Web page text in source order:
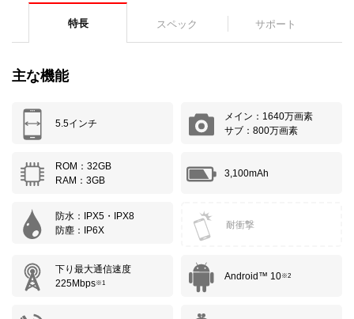
特長 スペック サポート
主な機能
5.5インチ
メイン：1640万画素
サブ：800万画素
ROM：32GB
RAM：3GB
3,100mAh
防水：IPX5・IPX8
防塵：IP6X
耐衝撃
下り最大通信速度
225Mbps※1
Android™ 10※2